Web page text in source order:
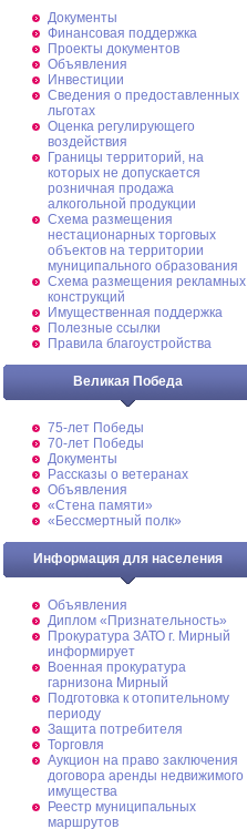
Документы
Финансовая поддержка
Проекты документов
Объявления
Инвестиции
Сведения о предоставленных
льготах
Оценка регулирующего
воздействия
Границы территорий, на
которых не допускается
розничная продажа
алкогольной продукции
Схема размещения
нестационарных торговых
объектов на территории
муниципального образования
Схема размещения рекламных
конструкций
Имущественная поддержка
Полезные ссылки
Правила благоустройства
Великая Победа
75-лет Победы
70-лет Победы
Документы
Рассказы о ветеранах
Объявления
«Стена памяти»
«Бессмертный полк»
Информация для населения
Объявления
Диплом «Признательность»
Прокуратура ЗАТО г. Мирный
информирует
Военная прокуратура
гарнизона Мирный
Подготовка к отопительному
периоду
Защита потребителя
Торговля
Аукцион на право заключения
договора аренды недвижимого
имущества
Реестр муниципальных
маршрутов